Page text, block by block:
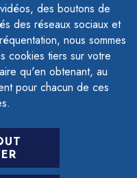
des boutons de
des réseaux sociaux et
nous sommes
cookies tiers sur votre
qu'en obtenant, au
pour chacun de ces
CONFORME
DES DONNÉES
E-MAIL
: